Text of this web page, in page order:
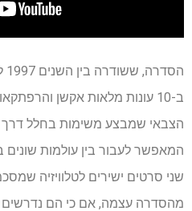
הסדרה, ששודרה בין השנים 1997 ל-2007, מציעה
ב-10 עונות מלאות אקשן
הצבאי שמבצע משימות בחלל דרך
המאפשר לעבור בין עולמות
שני סרטים ישירים לטלוויזיה
מהסדרה עצמה, אם כי הם